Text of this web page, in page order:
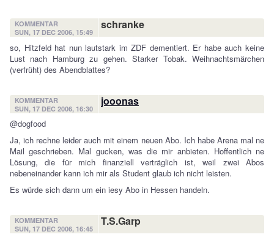
KOMMENTAR
SUN, 17 DEC 2006, 15:49
schranke
so, Hitzfeld hat nun lautstark im ZDF dementiert. Er habe auch keine
Lust nach Hamburg zu gehen. Starker Tobak. Weihnachtsmärchen
(verfrüht) des Abendblattes?
KOMMENTAR
SUN, 17 DEC 2006, 16:30
jooonas
@dogfood
Ja, ich rechne leider auch mit einem neuen Abo. Ich habe Arena mal ne
Mail geschrieben. Mal gucken, was die mir anbieten. Hoffentlich ne
Lösung, die für mich finanziell verträglich ist, weil zwei Abos
nebeneinander kann ich mir als Student glaub ich nicht leisten.
Es würde sich dann um ein iesy Abo in Hessen handeln.
KOMMENTAR
SUN, 17 DEC 2006, 16:45
T.S.Garp